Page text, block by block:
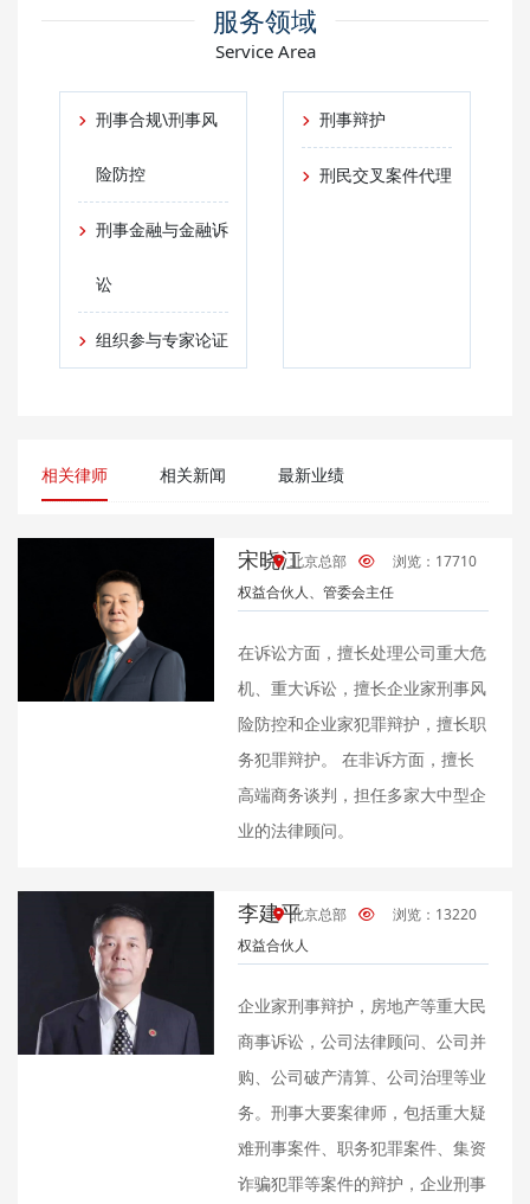
服务领域
Service Area
刑事合规\刑事风
险防控
刑事金融与金融诉
讼
组织参与专家论证
刑事辩护
刑民交叉案件代理
相关律师 相关新闻 最新业绩
宋晓江
权益合伙人、管委会主任
北京总部 浏览：17710
在诉讼方面，擅长处理公司重大危
机、重大诉讼，擅长企业家刑事风
险防控和企业家犯罪辩护，擅长职
务犯罪辩护。 在非诉方面，擅长
高端商务谈判，担任多家大中型企
业的法律顾问。
李建平
权益合伙人
北京总部 浏览：13220
企业家刑事辩护，房地产等重大民
商事诉讼，公司法律顾问、公司并
购、公司破产清算、公司治理等业
务。刑事大要案律师，包括重大疑
难刑事案件、职务犯罪案件、集资
诈骗犯罪等案件的辩护，企业刑事